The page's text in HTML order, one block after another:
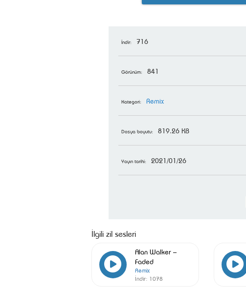
İndir: 716
Görünüm: 841
Kategori: Remix
Dosya boyutu: 819.26 KB
Yayın tarihi: 2021/01/26
İlgili zil sesleri
Alan Walker –
Faded
Remix
İndir: 1078